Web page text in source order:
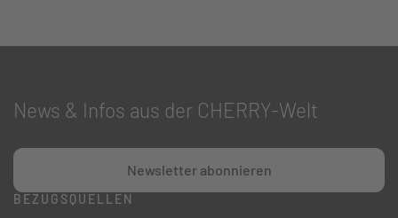
News & Infos aus der CHERRY-Welt
Newsletter abonnieren
BEZUGSQUELLEN